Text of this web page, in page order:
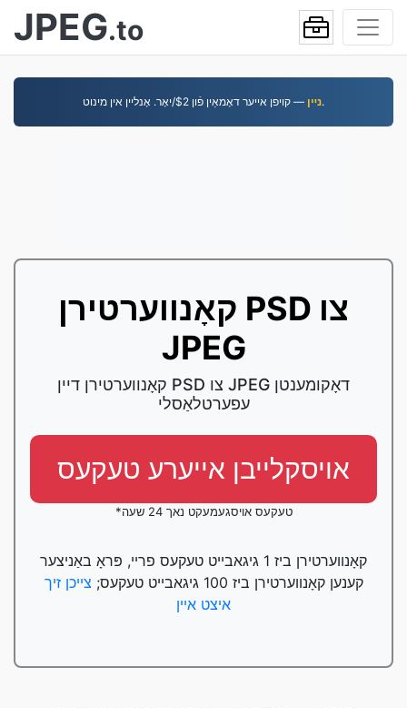
JPEG.to
נײן— קויפן אייער דאָמאַין פֿון $2/יאָר. אָנליין אין מינוט.
קאָנווערטירן PSD צו
JPEG
קאָנווערטירן דיין PSD צו JPEG דאָקומענטן
עפערטלאַסלי
אויסקלייבן אייערע טעקעס
*טעקעס אויסגעמעקט נאך 24 שעה
קאָנווערטירן ביז 1 גיגאבייט טעקעס פריי, פּראָ באַניצער
קענען קאָנווערטירן ביז 100 גיגאבייט טעקעס;
צייכן זיך
איצט איין